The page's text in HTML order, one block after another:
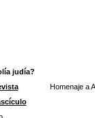
judía?
Homenaje a